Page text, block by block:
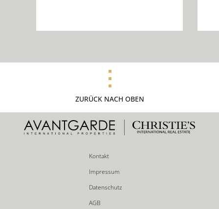
ZURÜCK NACH OBEN
Kontakt
Impressum
Datenschutz
AGB